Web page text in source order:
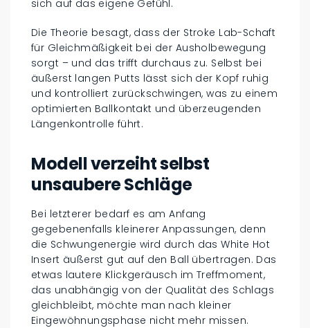
sich auf das eigene Gefühl.
Die Theorie besagt, dass der Stroke Lab-Schaft
für Gleichmäßigkeit bei der Ausholbewegung
sorgt – und das trifft durchaus zu. Selbst bei
äußerst langen Putts lässt sich der Kopf ruhig
und kontrolliert zurückschwingen, was zu einem
optimierten Ballkontakt und überzeugenden
Längenkontrolle führt.
Modell verzeiht selbst
unsaubere Schläge
Bei letzterer bedarf es am Anfang
gegebenenfalls kleinerer Anpassungen, denn
die Schwungenergie wird durch das White Hot
Insert äußerst gut auf den Ball übertragen. Das
etwas lautere Klickgeräusch im Treffmoment,
das unabhängig von der Qualität des Schlags
gleichbleibt, möchte man nach kleiner
Eingewöhnungsphase nicht mehr missen.